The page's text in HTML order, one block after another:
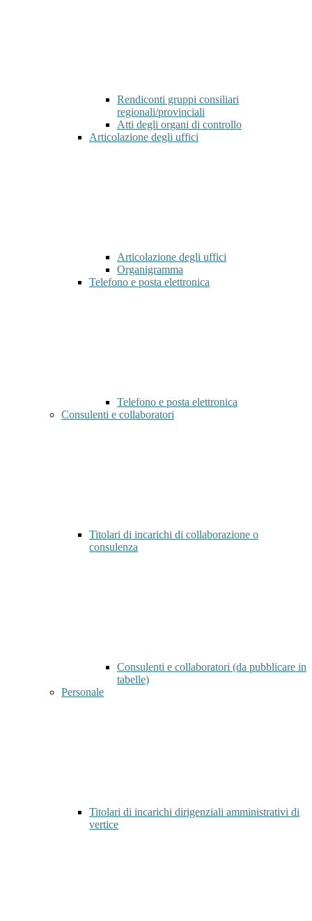
Rendiconti gruppi consiliari
regionali/provinciali
Atti degli organi di controllo
Articolazione degli uffici
Articolazione degli uffici
Organigramma
Telefono e posta elettronica
Telefono e posta elettronica
Consulenti e collaboratori
Titolari di incarichi di collaborazione o
consulenza
Consulenti e collaboratori (da pubblicare in
tabelle)
Personale
Titolari di incarichi dirigenziali amministrativi di
vertice